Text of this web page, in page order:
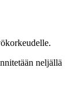
neljällä